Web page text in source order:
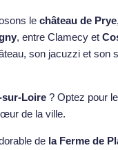
le château de Prye
, entre Clamecy et
son jacuzzi et
sur-Loire ? Optez pour
de la ville.
de la Ferme de